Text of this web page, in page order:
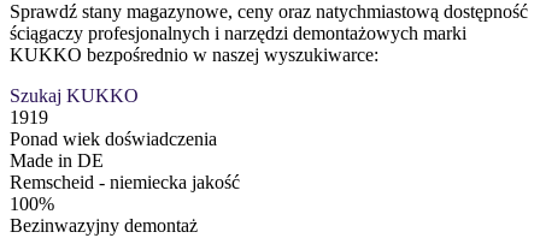
Sprawdź stany magazynowe, ceny oraz natychmiastową dostępność
ściągaczy profesjonalnych i narzędzi demontażowych marki
KUKKO bezpośrednio w naszej wyszukiwarce:
Szukaj KUKKO
1919
Ponad wiek doświadczenia
Made in DE
Remscheid - niemiecka jakość
100%
Bezinwazyjny demontaż